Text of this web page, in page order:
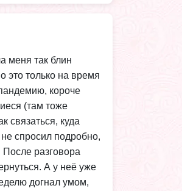
меня так блин
это только на время
короче
(там тоже
связаться, куда
спросил подробно,
разговора
А у неё уже
догнал умом,